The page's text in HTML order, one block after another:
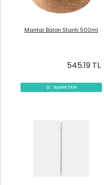
Sepete Ekle
Mantar Balon Stantı 500ml
545.19 TL